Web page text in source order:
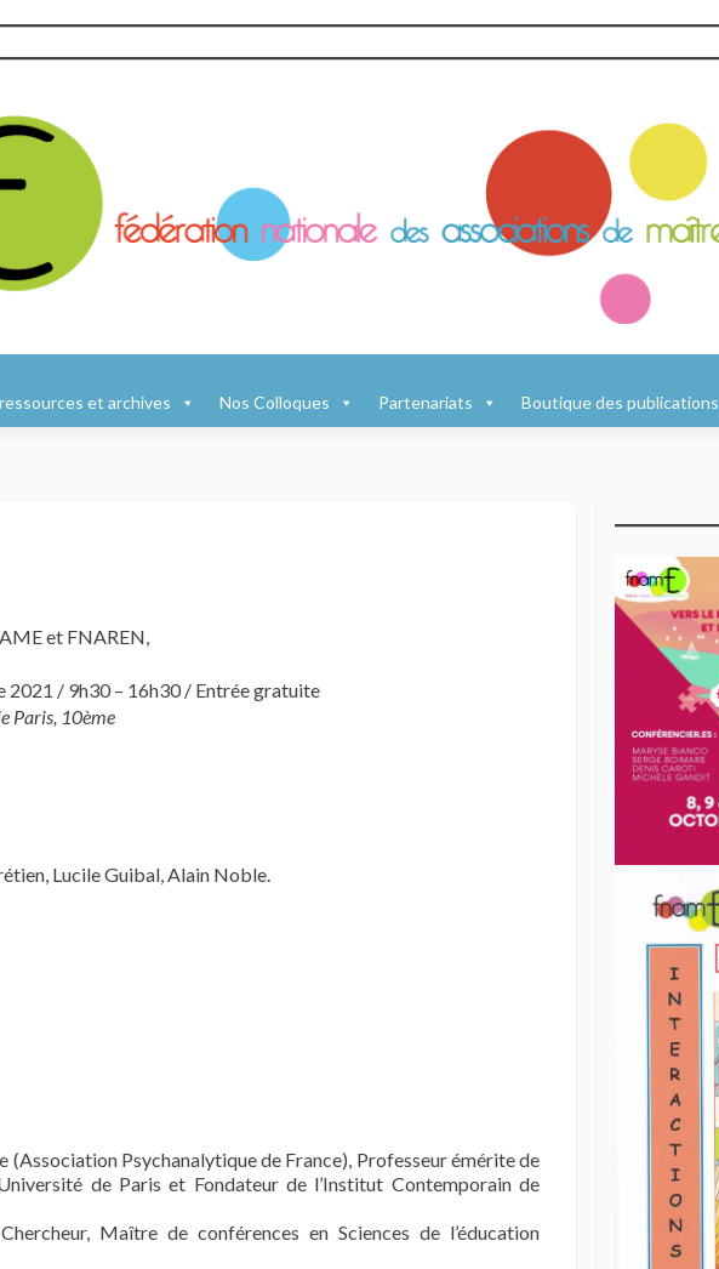
et archives Nos Colloques Partenariats Boutique des publications
et FNAREN,
2021 / 9h30 – 16h30 / Entrée gratuite
Paris, 10ème
Lucile Guibal, Alain Noble.
(Association Psychanalytique de France), Professeur émérite de
de Paris et Fondateur de l’Institut Contemporain de
Maître de conférences en Sciences de l’éducation